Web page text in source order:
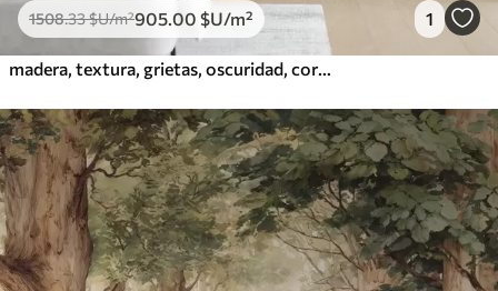
1508.33$U/m²905 .00 $U/m² 1